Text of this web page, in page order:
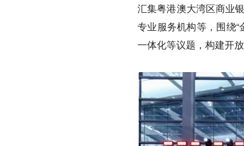
汇集粤港澳大湾区商业
专业服务机构等，围绕
一体化等议题，构建开